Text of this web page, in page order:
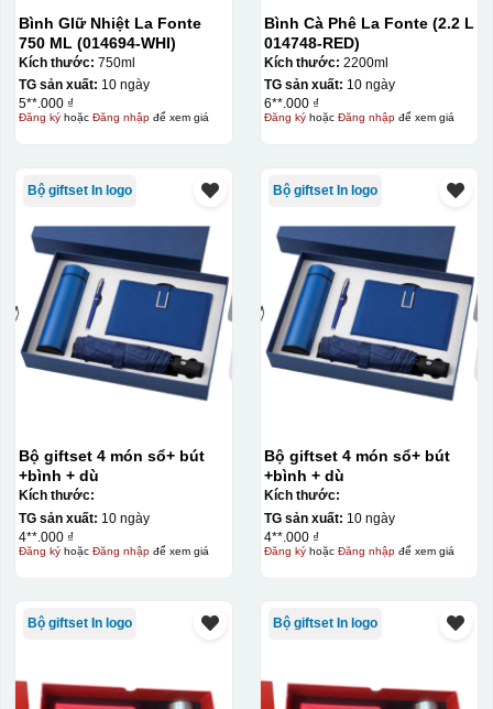
Bình GIữ Nhiệt La Fonte
750 ML (014694-WHI)
Kích thước: 750ml
TG sản xuất: 10 ngày
5**.000 ₫
Đăng kýhoặc Đăng nhậpđể xem giá
Bình Cà Phê La Fonte (2.2 L
014748-RED)
Kích thước: 2200ml
TG sản xuất: 10 ngày
6**.000 ₫
Đăng kýhoặc Đăng nhậpđể xem giá
Bộ giftset In logo
Bộ giftset 4 món sổ+ bút
+bình + dù
Kích thước:
TG sản xuất: 10 ngày
4**.000 ₫
Đăng kýhoặc Đăng nhậpđể xem giá
Bộ giftset In logo
Bộ giftset 4 món sổ+ bút
+bình + dù
Kích thước:
TG sản xuất: 10 ngày
4**.000 ₫
Đăng kýhoặc Đăng nhậpđể xem giá
Bộ giftset In logo Bộ giftset In logo